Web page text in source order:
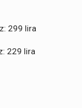
299 lira
229 lira